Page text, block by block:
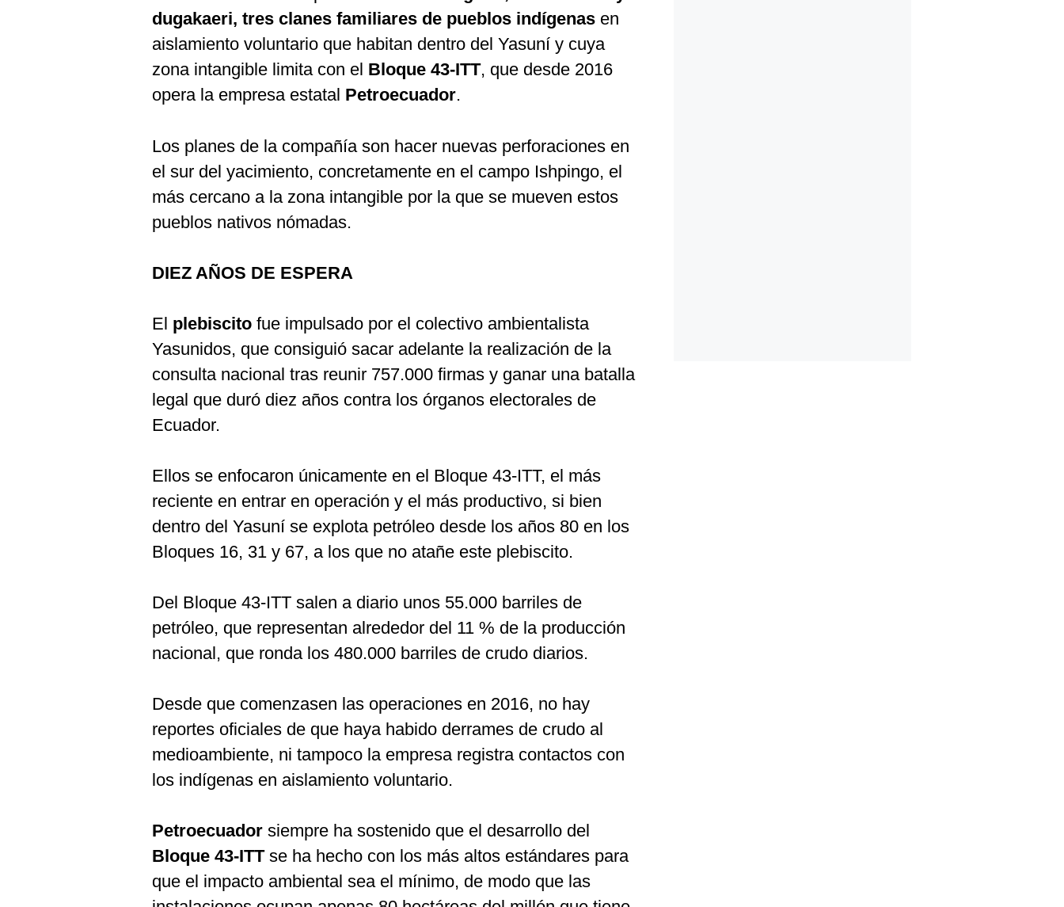
dugakaeri, tres clanes familiares de pueblos indígenas en
aislamiento voluntario que habitan dentro del Yasuní y cuya
zona intangible limita con el Bloque 43-ITT, que desde 2016
opera la empresa estatal Petroecuador.
Los planes de la compañía son hacer nuevas perforaciones en
el sur del yacimiento, concretamente en el campo Ishpingo, el
más cercano a la zona intangible por la que se mueven estos
pueblos nativos nómadas.
DIEZ AÑOS DE ESPERA
El plebiscito fue impulsado por el colectivo ambientalista
Yasunidos, que consiguió sacar adelante la realización de la
consulta nacional tras reunir 757.000 firmas y ganar una batalla
legal que duró diez años contra los órganos electorales de
Ecuador.
Ellos se enfocaron únicamente en el Bloque 43-ITT, el más
reciente en entrar en operación y el más productivo, si bien
dentro del Yasuní se explota petróleo desde los años 80 en los
Bloques 16, 31 y 67, a los que no atañe este plebiscito.
Del Bloque 43-ITT salen a diario unos 55.000 barriles de
petróleo, que representan alrededor del 11 % de la producción
nacional, que ronda los 480.000 barriles de crudo diarios.
Desde que comenzasen las operaciones en 2016, no hay
reportes oficiales de que haya habido derrames de crudo al
medioambiente, ni tampoco la empresa registra contactos con
los indígenas en aislamiento voluntario.
Petroecuador siempre ha sostenido que el desarrollo del
Bloque 43-ITTse ha hecho con los más altos estándares para
que el impacto ambiental sea el mínimo, de modo que las